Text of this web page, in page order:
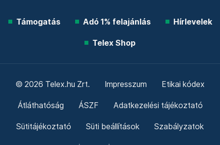
Támogatás Adó 1% felajánlás Hírlevelek
Telex Shop
© 2026 Telex.hu Zrt. Impresszum Etikai kódex
Átláthatóság ÁSZF Adatkezelési tájékoztató
Sütitájékoztató Süti beállítások Szabályzatok